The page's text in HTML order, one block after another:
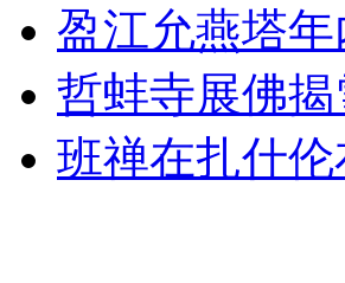
走！跟着总书记去植树
消防员救轻生者 花炮节热闹非凡
盈江允燕塔
哲蚌寺展佛
班禅在扎什